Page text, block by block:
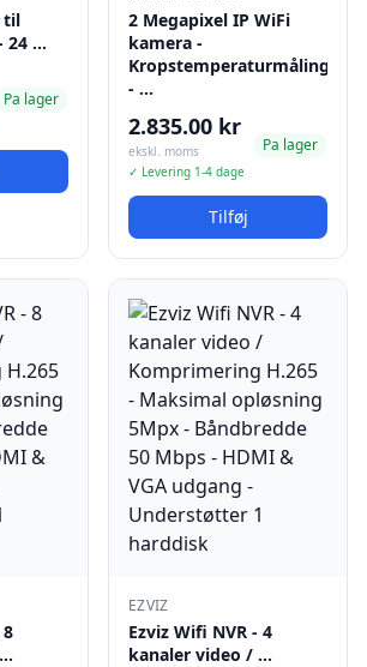
til
24 …
Pa lager
2 Megapixel IP WiFi
kamera -
Kropstemperaturmåling
- …
2.835.00 kr
ekskl. moms
✓ Levering 1-4 dage
Pa lager
Tilføj
EZVIZ
Ezviz Wifi NVR - 4
kanaler video / …